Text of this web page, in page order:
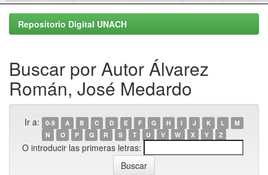
Skip
navigationRepositorio Digital UNACH
Buscar por Autor Álvarez
Román, José Medardo
Ir a: 0-9 A B C D E F G H I J K L
M
N
O P Q R S T U V W X Y Z
O introducir las primeras letras: